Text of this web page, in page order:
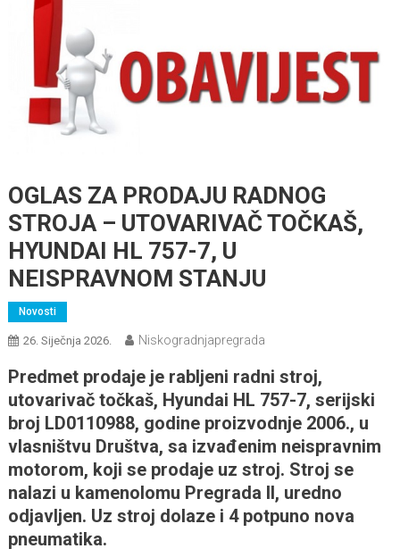
OGLAS ZA PRODAJU RADNOG
STROJA – UTOVARIVAČ TOČKAŠ,
HYUNDAI HL 757-7, U
NEISPRAVNOM STANJU
Novosti
26. Siječnja 2026. Niskogradnjapregrada
Predmet prodaje je rabljeni radni stroj,
utovarivač točkaš, Hyundai HL 757-7, serijski
broj LD0110988, godine proizvodnje 2006., u
vlasništvu Društva, sa izvađenim neispravnim
motorom, koji se prodaje uz stroj. Stroj se
nalazi u kamenolomu Pregrada II, uredno
odjavljen. Uz stroj dolaze i 4 potpuno nova
pneumatika.